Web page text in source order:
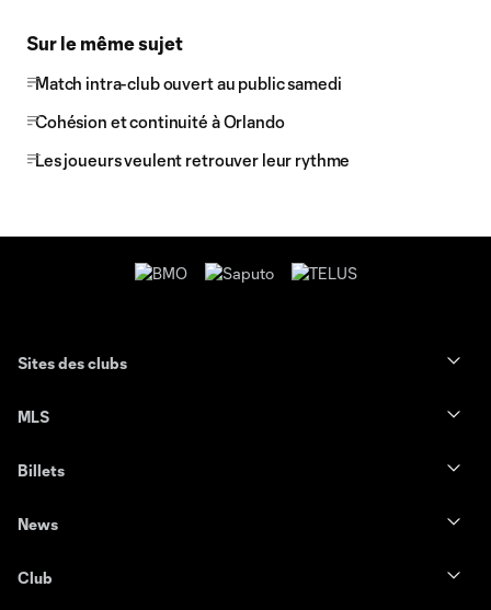
Sur le même sujet
Match intra-club ouvert au public samedi
Cohésion et continuité à Orlando
Les joueurs veulent retrouver leur rythme
Sites des clubs
MLS
Billets
News
Club